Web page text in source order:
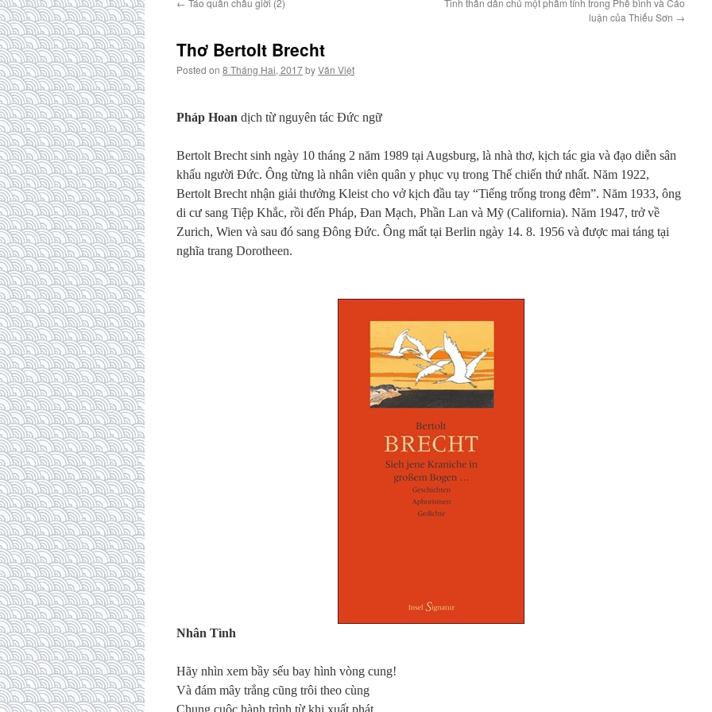
← Táo quân chầu giời (2)
Tinh thần dân chủ một phẩm tính trong Phê bình và Cảo
luận của Thiếu Sơn →
Thơ Bertolt Brecht
Posted on 8 Tháng Hai, 2017byVăn Việt
Pháp Hoan dịch từ nguyên tác Đức ngữ
Bertolt Brecht sinh ngày 10 tháng 2 năm 1989 tại Augsburg, là nhà thơ, kịch tác gia và đạo diễn sân
khấu người Đức. Ông từng là nhân viên quân y phục vụ trong Thế chiến thứ nhất. Năm 1922,
Bertolt Brecht nhận giải thưởng Kleist cho vởkịch đầu tay “Tiếng trống trong đêm”. Năm 1933, ông
di cư sang Tiệp Khắc, rồi đến Pháp, Đan Mạch, Phần Lan và Mỹ (California). Năm 1947, trởvề
Zurich, Wien và sau đó sang Đông Đức. Ông mất tại Berlin ngày 14. 8. 1956 và được mai táng tại
nghĩa trang Dorotheen.
Nhân Tình
Hãy nhìn xem bầy sếu bay hình vòng cung!
Và đám mây trắng cũng trôi theo cùng
Chung cuộc hành trình từ khi xuất phát